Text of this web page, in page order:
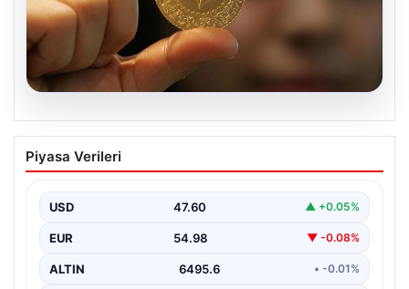
Altın fiyatları canlı grafik 22 Mayıs: Altın
fiyatları ne oldu, düştü mü, çıktı mı?
fiyatları
Altın fiyatlarında son durum merak ediliyor. Ankara
Bölge Adliye Mahkemesi’nin CHP'ye mutlak butlan
Piyasa Verileri
USD 47.60 ▲ +0.05%
EUR 54.98 ▼ -0.08%
ALTIN 6495.6 • -0.01%